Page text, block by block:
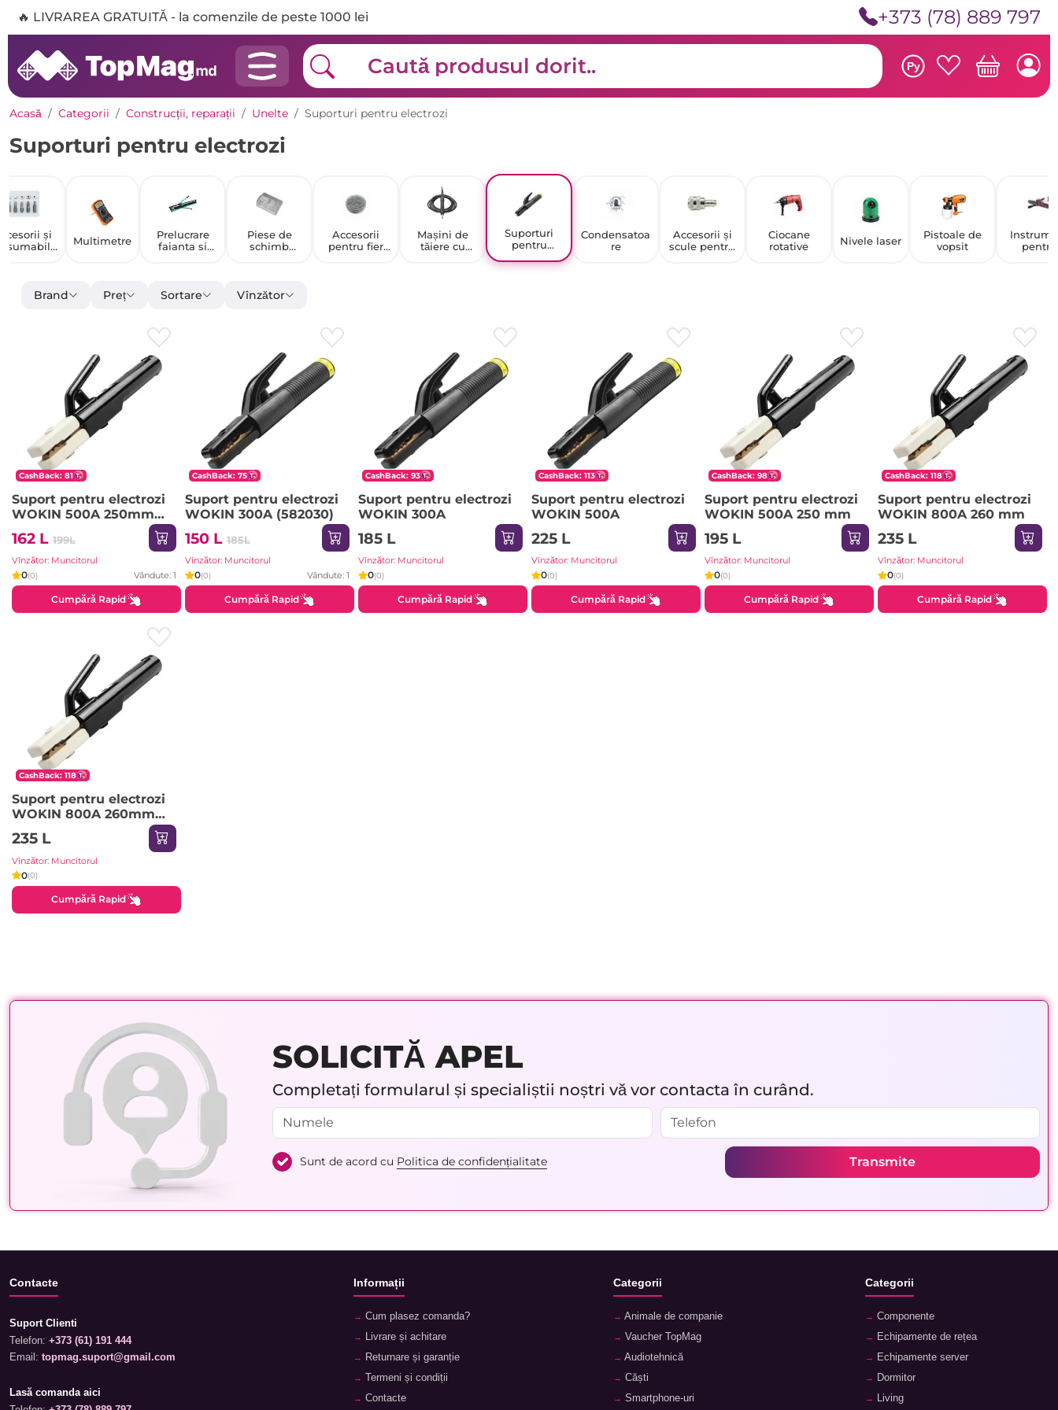
🔥 LIVRAREA GRATUITĂ - la comenzile de peste 1000 lei +373 (78) 889 797
Ру
Acasă Categorii Construcții, reparații Unelte Suporturi pentru electrozi
Suporturi pentru electrozi
și
Multimetre
Prelucrare
faianta si
Piese de
schimb
benzină
Accesorii
pentru fier
Mașini de
tăiere cu
Suporturi
pentru
Condensatoa
re
Accesorii și
scule pentru
Ciocane
rotative
Nivele laser
Pistoale de
vopsit
pentru
Brand Preț Sortare Vînzător
CashBack: 81
Suport pentru electrozi
WOKIN 500A 250mm
(582150)
162 L 199L
Vînzător: Muncitorul
0(0) Vândute: 1
Cumpără Rapid
CashBack: 75
Suport pentru electrozi
WOKIN 300A (582030)
150 L 185L
Vînzător: Muncitorul
0(0) Vândute: 1
Cumpără Rapid
CashBack: 93
Suport pentru electrozi
WOKIN 300A
185 L
Vînzător: Muncitorul
0(0)
Cumpără Rapid
CashBack: 113
Suport pentru electrozi
WOKIN 500A
225 L
Vînzător: Muncitorul
0(0)
Cumpără Rapid
CashBack: 98
Suport pentru electrozi
WOKIN 500A 250 mm
195 L
Vînzător: Muncitorul
0(0)
Cumpără Rapid
CashBack: 118
Suport pentru electrozi
WOKIN 800A 260 mm
235 L
Vînzător: Muncitorul
0(0)
Cumpără Rapid
CashBack: 118
Suport pentru electrozi
WOKIN 800A 260mm
(582180)
235 L
Vînzător: Muncitorul
0(0)
Cumpără Rapid
SOLICITĂ APEL
Completați formularul și specialiștii noștri vă vor contacta în curând.
Sunt de acord cu Politica de confidențialitate Transmite
Contacte
Suport Clienti
Telefon: +373 (61) 191 444
Email: topmag.suport@gmail.com
Lasă comanda aici
Informații
Cum plasez comanda?
Livrare și achitare
Returnare și garanție
Termeni și condiții
Contacte
Categorii
Animale de companie
Vaucher TopMag
Audiotehnică
Căști
Smartphone-uri
Categorii
Componente
Echipamente de rețea
Echipamente server
Dormitor
Living